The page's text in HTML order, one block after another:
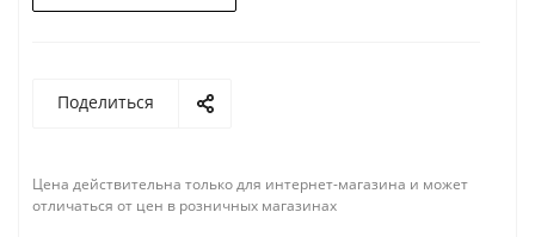
Поделиться
Цена действительна только для интернет-магазина и может
отличаться от цен в розничных магазинах